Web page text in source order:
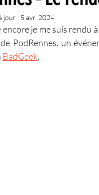
Temps partagé
Podcast
jour : 5 avr. 2024
je me suis rendu
PodRennes, un
BadGeek.